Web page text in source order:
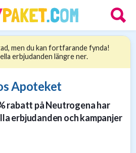
men du kan fortfarande fynda!
erbjudanden längre ner.
Apoteket
rabatt på Neutrogena har
erbjudanden och kampanjer